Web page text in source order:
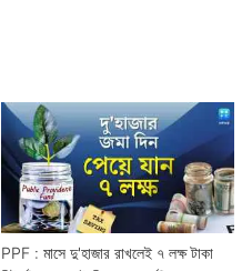
PPF : মাসে দু'হাজার রাখলেই ৭ লক্ষ টাকা